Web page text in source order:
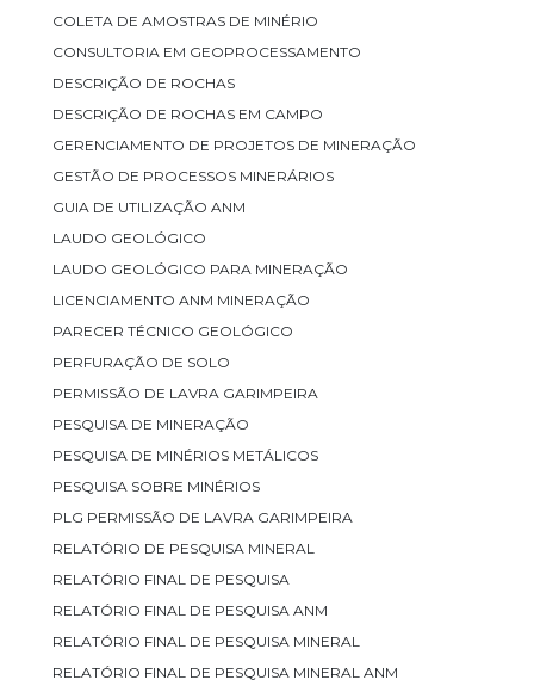
COLETA DE AMOSTRAS DE MINÉRIO
CONSULTORIA EM GEOPROCESSAMENTO
DESCRIÇÃO DE ROCHAS
DESCRIÇÃO DE ROCHAS EM CAMPO
GERENCIAMENTO DE PROJETOS DE MINERAÇÃO
GESTÃO DE PROCESSOS MINERÁRIOS
GUIA DE UTILIZAÇÃO ANM
LAUDO GEOLÓGICO
LAUDO GEOLÓGICO PARA MINERAÇÃO
LICENCIAMENTO ANM MINERAÇÃO
PARECER TÉCNICO GEOLÓGICO
PERFURAÇÃO DE SOLO
PERMISSÃO DE LAVRA GARIMPEIRA
PESQUISA DE MINERAÇÃO
PESQUISA DE MINÉRIOS METÁLICOS
PESQUISA SOBRE MINÉRIOS
PLG PERMISSÃO DE LAVRA GARIMPEIRA
RELATÓRIO DE PESQUISA MINERAL
RELATÓRIO FINAL DE PESQUISA
RELATÓRIO FINAL DE PESQUISA ANM
RELATÓRIO FINAL DE PESQUISA MINERAL
RELATÓRIO FINAL DE PESQUISA MINERAL ANM